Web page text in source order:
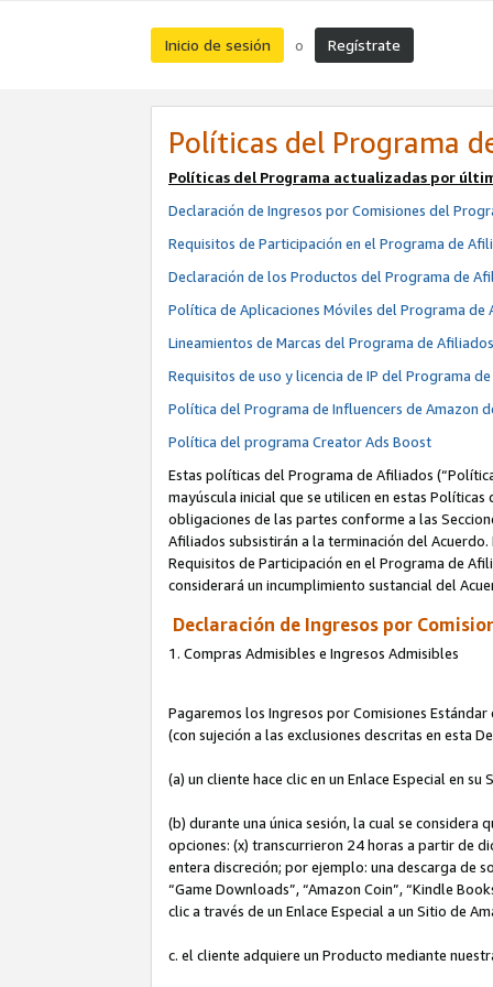
Inicio de sesión o Regístrate
Políticas del Programa
Políticas del Programa actualizadas por
Declaración de Ingresos por Comisiones del
Requisitos de Participación en el Programa de
Declaración de los Productos del Programa de
Política de Aplicaciones Móviles del Programa de
Lineamientos de Marcas del Programa de Afiliados
Requisitos de uso y licencia de IP del Programa
Política del Programa de Influencers de Amazon
Política del programa Creator Ads Boost
Estas políticas del Programa de Afiliados
mayúscula inicial que se utilicen en estas
obligaciones de las partes conforme a las
Afiliados subsistirán a la terminación del
Requisitos de Participación en el Programa de
considerará un incumplimiento sustancial del
Declaración de Ingresos por
1. Compras Admisibles e Ingresos Admisibles
Pagaremos los Ingresos por Comisiones
(con sujeción a las exclusiones descritas en esta
(a) un cliente hace clic en un Enlace Especial en
(b) durante una única sesión, la cual se considera
opciones: (x) transcurrieron 24 horas a partir de
entera discreción; por ejemplo: una descarga de
“Game Downloads”, “Amazon Coin”, “Kindle
clic a través de un Enlace Especial a un Sitio de
c. el cliente adquiere un Producto mediante